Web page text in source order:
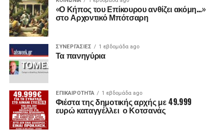
«Ο Κήπος του Επίκουρου ανθίζει ακόμη…»
στο Αρχοντικό Μπότσαρη
ΣΥΝΕΡΓΑΣΙΕΣ 1 εβδομάδα ago
Τα πανηγύρια
ΕΠΙΚΑΙΡΟΤΗΤΑ 1 εβδομάδα ago
Φιέστα της δημοτικής αρχής με 49.999
ευρώ καταγγέλλει ο Κοτσανάς